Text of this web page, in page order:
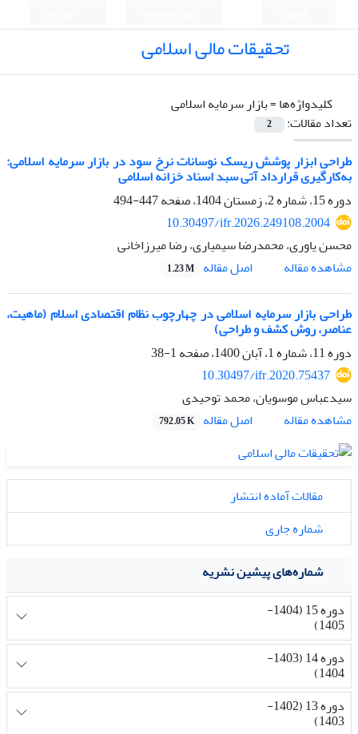
تحقیقات مالی اسلامی
کلیدواژه‌ها =بازار سرمایه اسلامی
تعداد مقالات:
2
طراحی ابزار پوشش ریسک نوسانات نرخ سود در بازار سرمایه اسلامی:
به‌کارگیری قرارداد آتی سبد اسناد خزانه اسلامی
دوره 15، شماره 2، زمستان 1404، صفحه
447-494
10.30497/ifr.2026.249108.2004
محسن یاوری، محمدرضا سیمیاری، رضا میرزاخانی
مشاهده مقاله
اصل مقاله 1.23 M
طراحی بازار سرمایه اسلامی در چهارچوب نظام اقتصادی اسلام (ماهیت،
عناصر، روش کشف و طراحی)
دوره 11، شماره 1، آبان 1400، صفحه
1-38
10.30497/ifr.2020.75437
سیدعباس موسویان، محمد توحیدی
مشاهده مقاله
اصل مقاله 792.05 K
مقالات آماده انتشار
شماره جاری
شماره‌های پیشین نشریه
دوره 15 (1404-
1405)
دوره 14 (1403-
1404)
دوره 13 (1402-
1403)